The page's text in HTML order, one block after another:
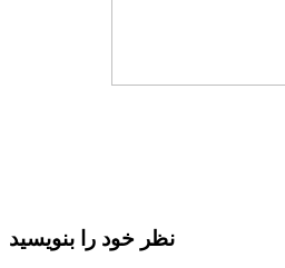
نظر خود را بنویسید